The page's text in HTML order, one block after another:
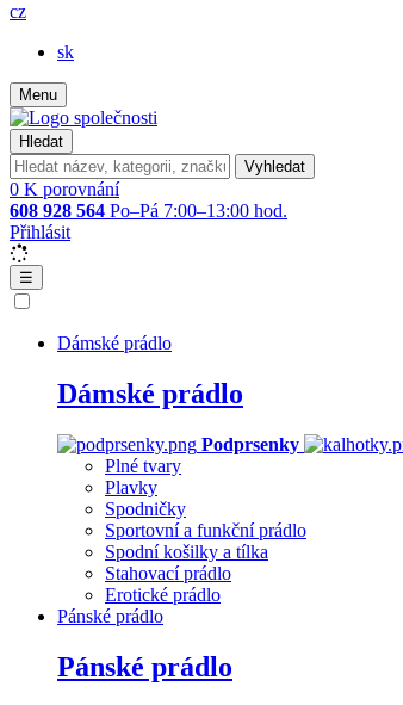
cz
sk
Menu
Hledat
Vyhledat
0 K porovnání
608 928 564 Po–Pá 7:00–13:00 hod.
Přihlásit
☰
Dámské prádlo
Dámské prádlo
Podprsenky
Plné tvary
Plavky
Spodničky
Sportovní a funkční prádlo
Spodní košilky a tílka
Stahovací prádlo
Erotické prádlo
Pánské prádlo
Pánské prádlo